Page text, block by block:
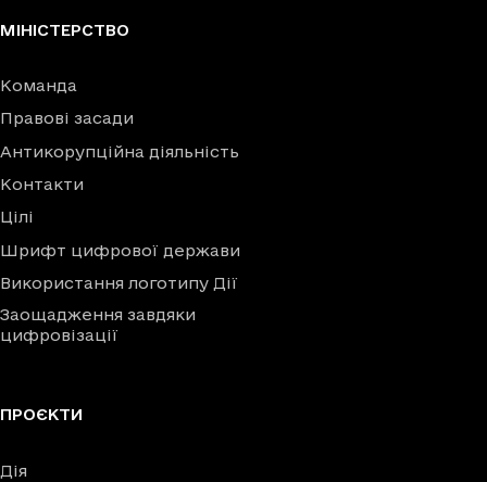
МІНІСТЕРСТВО
Команда
Правові засади
Антикорупційна діяльність
Контакти
Цілі
Шрифт цифрової держави
Використання логотипу Дії
Заощадження завдяки
цифровізації
ПРОЄКТИ
Дія